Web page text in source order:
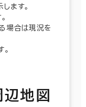
ます。
場合は現況を
地図